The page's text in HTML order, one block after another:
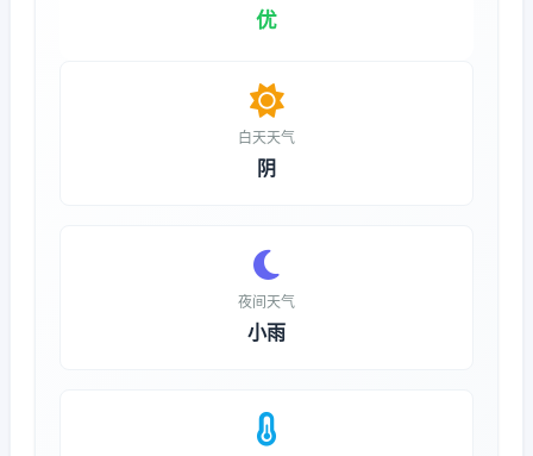
优
白天天气
阴
夜间天气
小雨